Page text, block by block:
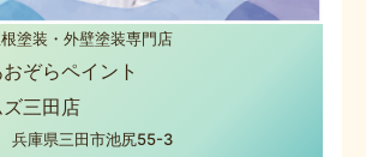
塗装・外壁塗装専門店
ぞらペイント
三田店
庫県三田市池尻55-3